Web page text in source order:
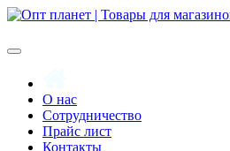
О нас
Сотрудничество
Прайс лист
Контакты